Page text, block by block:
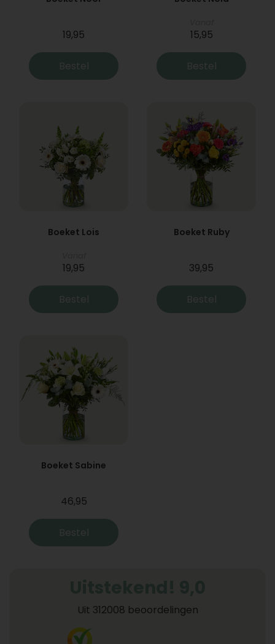
19,95
Bestel
15,95
Bestel
Boeket Lois
19,95
Bestel
Boeket Ruby
39,95
Bestel
Boeket Sabine
46,95
Bestel
Uit 312008 beoordelingen